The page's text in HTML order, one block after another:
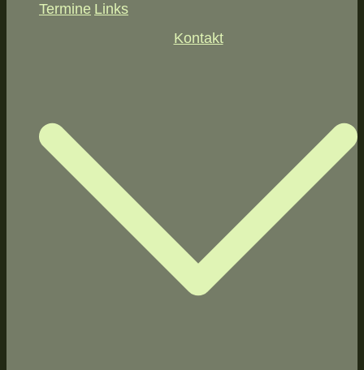
Termine Links
Kontakt